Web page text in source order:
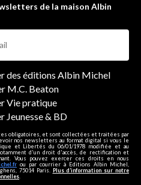
de la maison Albin
des éditions Albin Michel
M.C. Beaton
Vie pratique
Jeunesse & BD
obligatoires, et sont collectées et traitées par
nos newsletters au format digital si vous le
et Libertés du 06/01/1978 modifiée et au
d'un droit d'accès, de rectification et
Vous pouvez exercer ces droits en nous
ou par courrier à Editions Albin Michel,
75014 Paris. Plus d’information sur notre